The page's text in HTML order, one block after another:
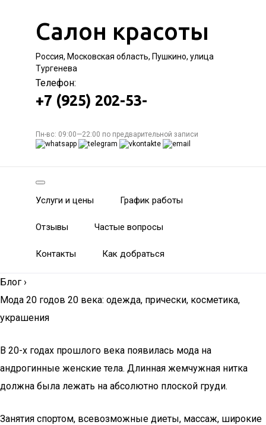
Салон красоты
Россия, Московская область, Пушкино, улица
Тургенева
Телефон:
+7 (925) 202-53-
Пн-вс: 09:00—22:00 по предварительной записи
Услуги и цены График работы
Отзывы Частые вопросы
Контакты Как добраться
Блог ›
Мода 20 годов 20 века: одежда, прически, косметика,
украшения
В 20-х годах прошлого века появилась мода на
андрогинные женские тела. Длинная жемчужная нитка
должна была лежать на абсолютно плоской груди.
Занятия спортом, всевозможные диеты, массаж, широкие